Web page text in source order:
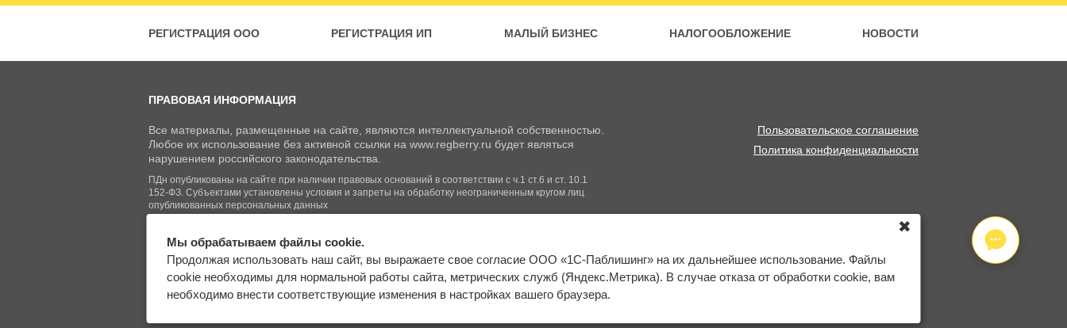
РЕГИСТРАЦИЯ ООО РЕГИСТРАЦИЯ ИП МАЛЫЙ БИЗНЕС НАЛОГООБЛОЖЕНИЕ НОВОСТИ
ПРАВОВАЯ ИНФОРМАЦИЯ
Все материалы, размещенные на сайте, являются интеллектуальной собственностью.
Любое их использование без активной ссылки на www.regberry.ru будет являться
нарушением российского законодательства.
ПДн опубликованы на сайте при наличии правовых оснований в соответствии с ч.1 ст.6 и ст. 10.1
152-ФЗ. Субъектами установлены условия и запреты на обработку неограниченным кругом лиц
опубликованных персональных данных
Пользовательское соглашение
Политика конфиденциальности
© Regberry.ru, 2013–2026
Все права защищены
Входим в группу
компаний «1С»
Карта сайта
Мы обрабатываем файлы cookie.
Продолжая использовать наш сайт, вы выражаете свое согласие ООО «1С-Паблишинг» на их дальнейшее использование. Файлы
cookie необходимы для нормальной работы сайта, метрических служб (Яндекс.Метрика). В случае отказа от обработки cookie, вам
необходимо внести соответствующие изменения в настройках вашего браузера.
✖